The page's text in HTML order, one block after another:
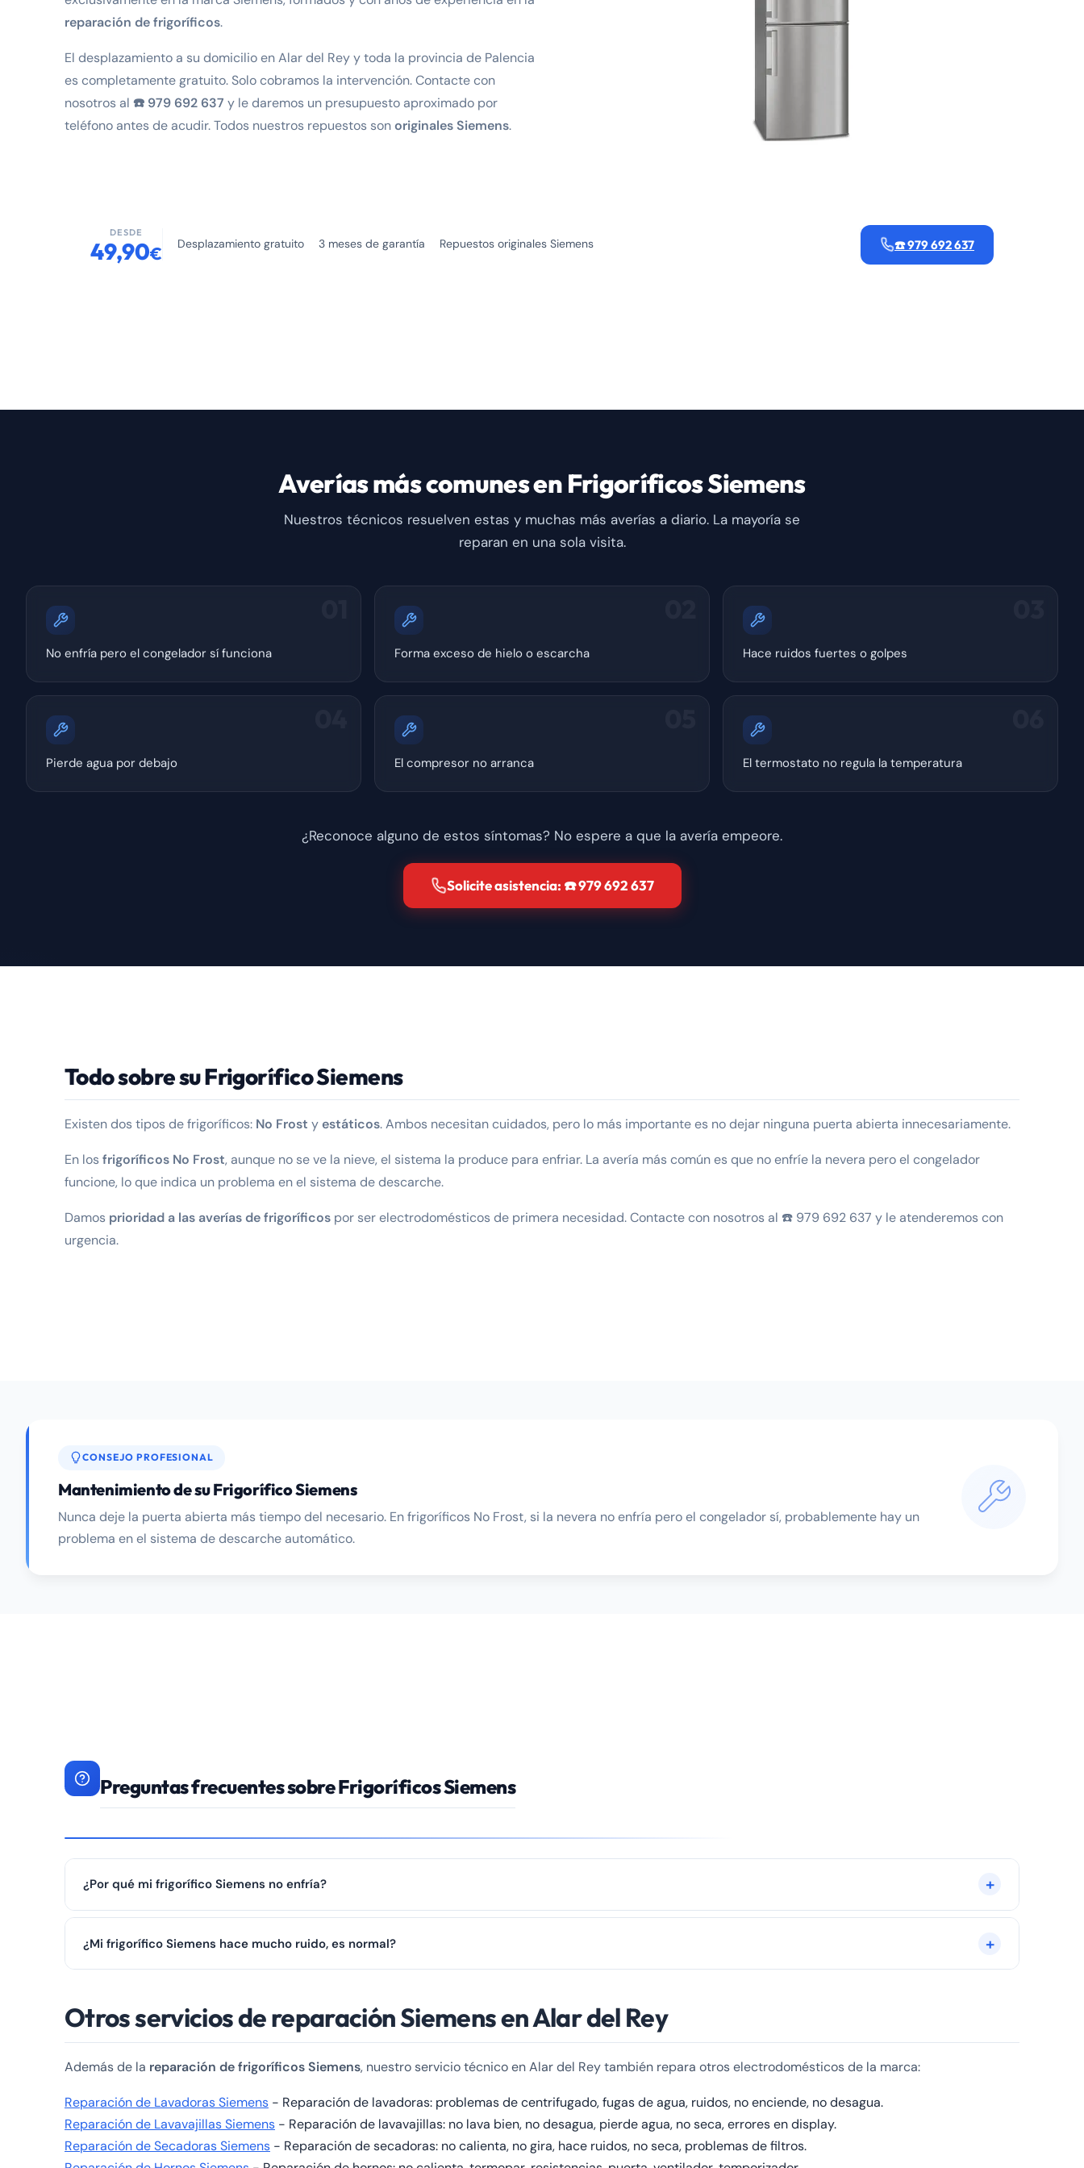
reparación de frigoríficos.
El desplazamiento a su domicilio en Alar del Rey y toda la provincia de Palencia
es completamente gratuito. Solo cobramos la intervención. Contacte con
nosotros al ☎️ 979 692 637 y le daremos un presupuesto aproximado por
teléfono antes de acudir. Todos nuestros repuestos son originales Siemens.
DESDE
49,90€ Desplazamiento gratuito 3 meses de garantía Repuestos originales Siemens ☎️ 979 692 637
Averías más comunes en Frigoríficos Siemens
Nuestros técnicos resuelven estas y muchas más averías a diario. La mayoría se
reparan en una sola visita.
No enfría pero el congelador sí funciona Forma exceso de hielo o escarcha Hace ruidos fuertes o golpes
Pierde agua por debajo El compresor no arranca El termostato no regula la temperatura
¿Reconoce alguno de estos síntomas? No espere a que la avería empeore.
Solicite asistencia: ☎️ 979 692 637
Todo sobre su Frigorífico Siemens
Existen dos tipos de frigoríficos: No Frost y estáticos. Ambos necesitan cuidados, pero lo más importante es no dejar ninguna puerta abierta innecesariamente.
En losfrigoríficos No Frost, aunque no se ve la nieve, el sistema la produce para enfriar. La avería más común es que no enfríe la nevera pero el congelador
funcione, lo que indica un problema en el sistema de descarche.
Damos prioridad a las averías de frigoríficos por ser electrodomésticos de primera necesidad. Contacte con nosotros al ☎️ 979 692 637 y le atenderemos con
urgencia.
CONSEJO PROFESIONAL
Mantenimiento de su Frigorífico Siemens
Nunca deje la puerta abierta más tiempo del necesario. En frigoríficos No Frost, si la nevera no enfría pero el congelador sí, probablemente hay un
problema en el sistema de descarche automático.
Preguntas frecuentes sobre Frigoríficos Siemens
¿Por qué mi frigorífico Siemens no enfría?
contacte con nosotros al ☎️ 979 692 637 y le atenderemos con urgencia.
¿Mi frigorífico Siemens hace mucho ruido, es normal?
☎️ 979 692 637 para diagnóstico.
Otros servicios de reparación Siemens en Alar del Rey
Además de la reparación de frigoríficos Siemens, nuestro servicio técnico en Alar del Rey también repara otros electrodomésticos de la marca:
Reparación de Lavadoras Siemens - Reparación de lavadoras: problemas de centrifugado, fugas de agua, ruidos, no enciende, no desagua.
Reparación de Lavavajillas Siemens - Reparación de lavavajillas: no lava bien, no desagua, pierde agua, no seca, errores en display.
Reparación de Secadoras Siemens - Reparación de secadoras: no calienta, no gira, hace ruidos, no seca, problemas de filtros.